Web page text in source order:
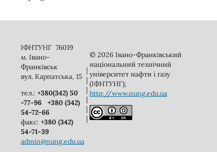
ІФНТУНГ 76019
м. Івано-
Франківськ
вул. Карпатська, 15
тел.: +380(342) 50
-77-96
+380 (342)
54-72-66
факс: +380 (342)
54-71-39
admin@nung.edu.ua
|
|
|
|
|
|
© 2026 Івано-Франківський
національний технічний
університет нафти і газу
(ІФНТУНГ);
http://www.nung.edu.ua